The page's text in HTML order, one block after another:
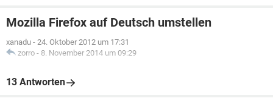
Mozilla Firefox auf Deutsch umstellen
xanadu - 24. Oktober 2012 um 17:31
zorro - 8. November 2014 um 09:29
13 Antworten